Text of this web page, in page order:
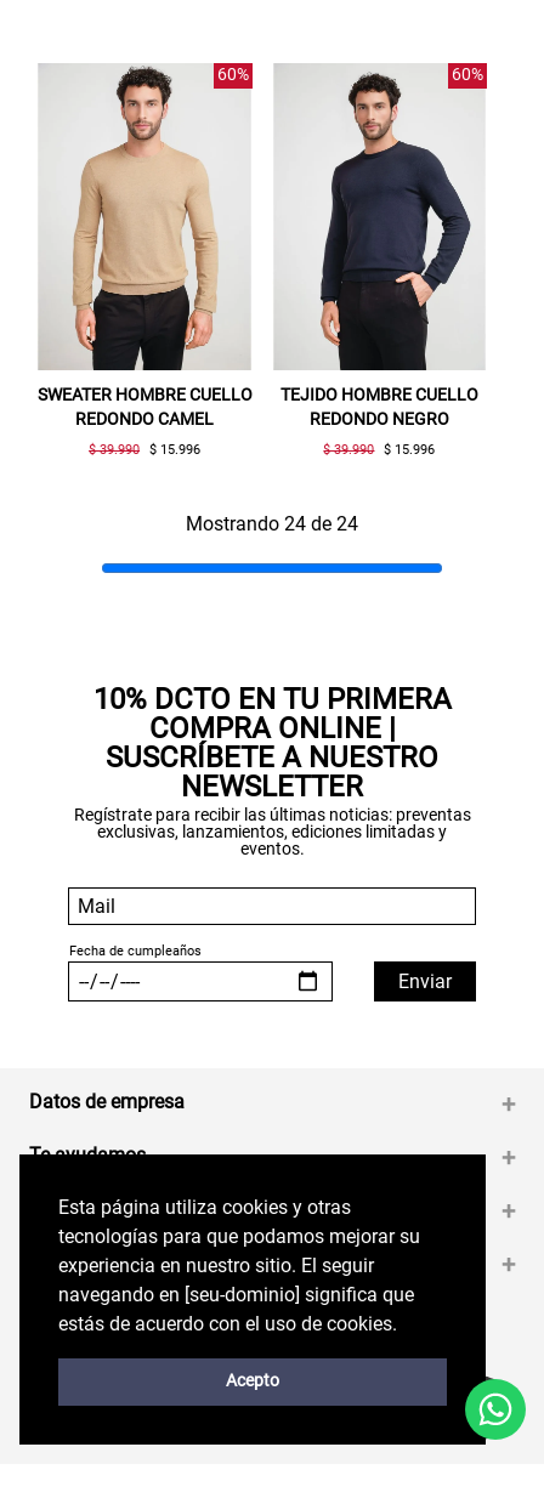
Esta página utiliza cookies y otras
tecnologías para que podamos mejorar su
experiencia en nuestro sitio. El seguir
navegando en perryellis.cl significa que estás
de acuerdo con el uso de cookies.
Acepto
Esta página utiliza cookies y otras
tecnologías para que podamos mejorar su
experiencia en nuestro sitio. El seguir
navegando en [seu-dominio] significa que
estás de acuerdo con el uso de cookies.
Acepto
60%
SWEATER HOMBRE CUELLO
REDONDO CAMEL
$ 39.990 $ 15.996
60%
TEJIDO HOMBRE CUELLO
REDONDO NEGRO
$ 39.990 $ 15.996
Mostrando 24 de 24
10% DCTO EN TU PRIMERA
COMPRA ONLINE |
SUSCRÍBETE A NUESTRO
NEWSLETTER
Regístrate para recibir las últimas noticias: preventas
exclusivas, lanzamientos, ediciones limitadas y
eventos.
Datos de empresa +
Te ayudamos +
Medios de pago +
Contáctanos +
Síguenos en nuestras RRSS
Trabaja con Nosotros